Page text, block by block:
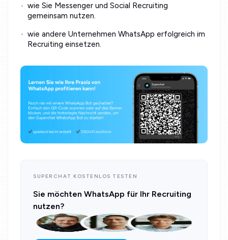
wie Sie Messenger und Social Recruiting
gemeinsam nutzen.
wie andere Unternehmen WhatsApp erfolgreich im
Recruiting einsetzen.
SUPERCHAT KOSTENLOS TESTEN
Sie möchten WhatsApp für Ihr Recruiting
nutzen?